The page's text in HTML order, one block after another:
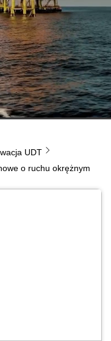
UDT
o ruchu okrężnym